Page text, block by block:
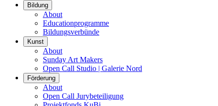
Bildung
About
Educationprogramme
Bildungsverbünde
Kunst
About
Sunday Art Makers
Open Call Studio | Galerie Nord
Förderung
About
Open Call Jurybeteiligung